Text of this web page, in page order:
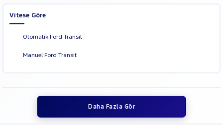
Vitese Göre
Otomatik Ford Transit
Manuel Ford Transit
Daha Fazla Gör